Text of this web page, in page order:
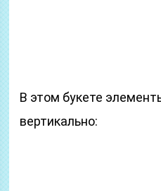
В этом букете
вертикально: